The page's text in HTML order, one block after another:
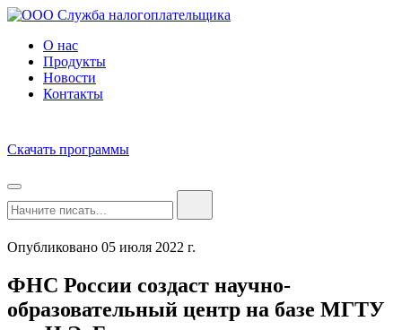
О нас
Продукты
Новости
Контакты
Скачать программы
Опубликовано 05 июля 2022 г.
ФНС России создаст научно-
образовательный центр на базе МГТУ